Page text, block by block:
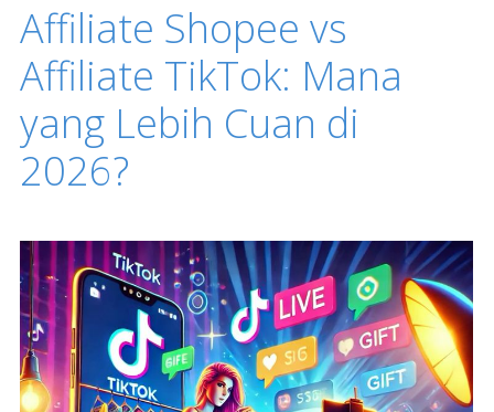
Affiliate Shopee vs
Affiliate TikTok: Mana
yang Lebih Cuan di
2026?